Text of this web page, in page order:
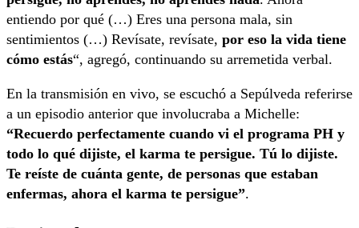
entiendo por qué (…) Eres una persona mala, sin
sentimientos (…) Revísate, revísate, por eso la vida tiene
cómo estás“, agregó, continuando su arremetida verbal.
En la transmisión en vivo, se escuchó a Sepúlveda referirse
a un episodio anterior que involucraba a Michelle:
“Recuerdo perfectamente cuando vi el programa PH y
todo lo qué dijiste, el karma te persigue. Tú lo dijiste.
Te reíste de cuánta gente, de personas que estaban
enfermas, ahora el karma te persigue”.